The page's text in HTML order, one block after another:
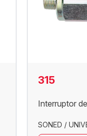
315
Interruptor
SONED /